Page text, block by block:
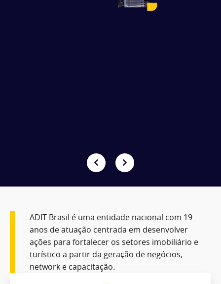
ADIT Brasil é uma entidade nacional com 19
anos de atuação centrada em desenvolver
ações para fortalecer os setores imobiliário e
turístico a partir da geração de negócios,
network e capacitação.